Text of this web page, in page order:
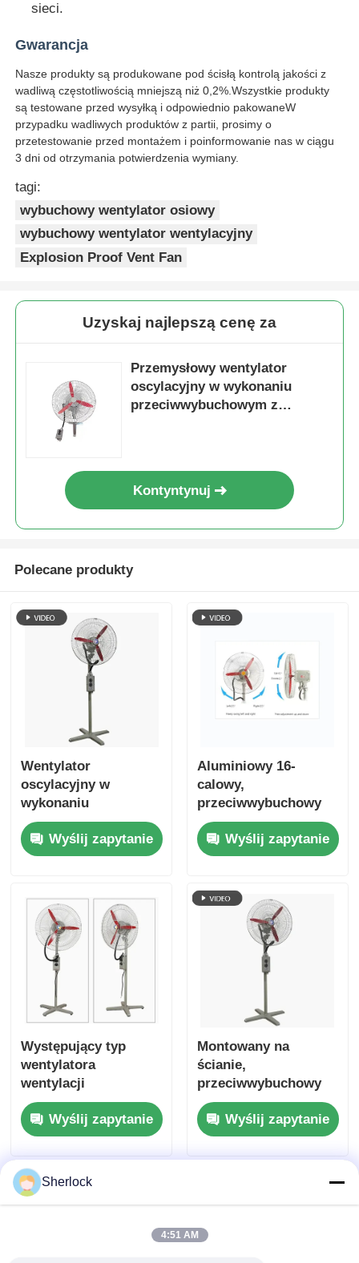
sieci.
Gwarancja
Nasze produkty są produkowane pod ścisłą kontrolą jakości z
wadliwą częstotliwością mniejszą niż 0,2%.Wszystkie produkty
są testowane przed wysyłką i odpowiednio pakowaneW
przypadku wadliwych produktów z partii, prosimy o
przetestowanie przed montażem i poinformowanie nas w ciągu
3 dni od otrzymania potwierdzenia wymiany.
tagi:
wybuchowy wentylator osiowy
wybuchowy wentylator wentylacyjny
Explosion Proof Vent Fan
Uzyskaj najlepszą cenę za
Przemysłowy wentylator
oscylacyjny w wykonaniu
przeciwwybuchowym z
Kontyntynuj
Polecane produkty
Wentylator
oscylacyjny w
wykonaniu
przeciwwybuchowym
ATEX do stosowania
w strefach 1 i 2
Wyślij zapytanie
Aluminiowy 16-
calowy,
przeciwwybuchowy
wentylator
oscylacyjny ATEX,
montowany na
Wyślij zapytanie
Występujący typ
wentylatora
wentylacji
przemysłowej do
instalacji naftowych /
gazowych
Wyślij zapytanie
Montowany na
ścianie,
przeciwwybuchowy
wentylator
oscylacyjny do
stosowania w
lokalizacjach
Wyślij zapytanie
Sherlock
4:51 AM